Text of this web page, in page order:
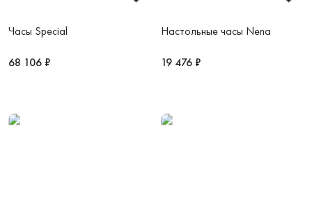
Часы Special
68 106 ₽
Настольные часы Nena
19 476 ₽